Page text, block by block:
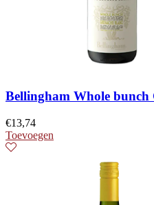
Bellingham Whole bunch
€13,74
Toevoegen